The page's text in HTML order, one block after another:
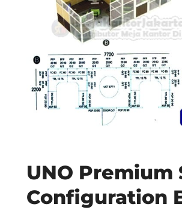
UNO Premium
Configuration